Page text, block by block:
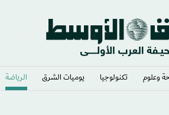
وعلوم تكنولوجيا يوميات الشرق​ الرياضة